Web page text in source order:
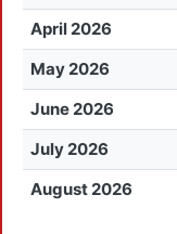
April 2026
May 2026
June 2026
July 2026
August 2026